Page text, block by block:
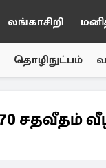
லங்காசிறி
தொழிநுட்பம்
சதவீதம்